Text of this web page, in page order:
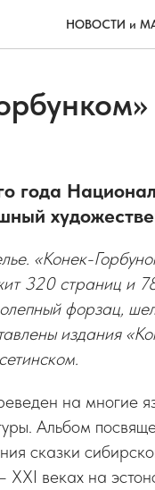
НОВОСТИ и
года
«Конек-
320 страниц и
форзац,
издания
на многие
Альбом
сказки
веках на